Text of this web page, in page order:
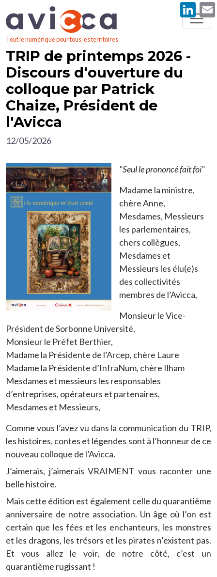
Aller au contenu principal
Tout le numérique pour tous les territoires
TRIP de printemps 2026 -
Discours d'ouverture du
colloque par Patrick
Chaize, Président de
l'Avicca
12/05/2026
Image
"Seul le prononcé fait foi"
Madame la ministre,
chère Anne,
Mesdames, Messieurs
les parlementaires,
chers collègues,
Mesdames et
Messieurs les élu(e)s
des collectivités
membres de l’Avicca,
Monsieur le Vice-
Président de Sorbonne Université,
Monsieur le Préfet Berthier,
Madame la Présidente de l’Arcep, chère Laure
Madame la Présidente d’InfraNum, chère Ilham
Mesdames et messieurs les responsables
d’entreprises, opérateurs et partenaires,
Mesdames et Messieurs,
Comme vous l’avez vu dans la communication du TRIP,
les histoires, contes et légendes sont à l’honneur de ce
nouveau colloque de l’Avicca.
J’aimerais, j’aimerais VRAIMENT vous raconter une
belle histoire.
Mais cette édition est également celle du quarantième
anniversaire de notre association. Un âge où l’on est
certain que les fées et les enchanteurs, les monstres
et les dragons, les trésors et les pirates n’existent pas.
Et vous allez le voir, de notre côté, c’est un
quarantième rugissant !